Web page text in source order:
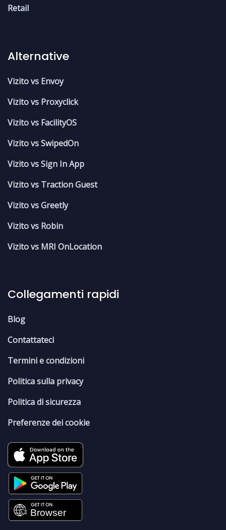
Retail
Alternative
Vizito vs Envoy
Vizito vs Proxyclick
Vizito vs FacilityOS
Vizito vs SwipedOn
Vizito vs Sign In App
Vizito vs Traction Guest
Vizito vs Greetly
Vizito vs Robin
Vizito vs MRI OnLocation
Collegamenti rapidi
Blog
Contattateci
Termini e condizioni
Politica sulla privacy
Politica di sicurezza
Preferenze dei cookie